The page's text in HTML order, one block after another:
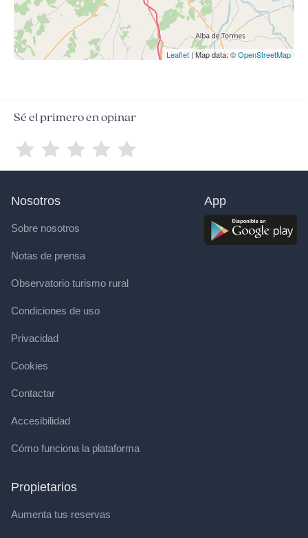
Leaflet | Map data: ©OpenStreetMap
Sé el primero en opinar
Nosotros
Sobre nosotros
Notas de prensa
Observatorio turismo rural
Condiciones de uso
Privacidad
Cookies
Contactar
Accesibilidad
Cómo funciona la plataforma
Propietarios
Aumenta tus reservas
App